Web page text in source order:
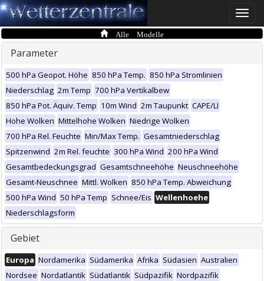
Toggle
Alle Modelle
Parameter
500 hPa Geopot. Höhe 850 hPa Temp. 850 hPa Stromlinien
Niederschlag 2m Temp 700 hPa Vertikalbew
850 hPa Pot. Äquiv. Temp 10m Wind 2m Taupunkt CAPE/LI
Hohe Wolken Mittelhohe Wolken Niedrige Wolken
700 hPa Rel. Feuchte Min/Max Temp. Gesamtniederschlag
Spitzenwind 2m Rel. feuchte 300 hPa Wind 200 hPa Wind
Gesamtbedeckungsgrad Gesamtschneehöhe Neuschneehöhe
Gesamt-Neuschnee Mittl. Wolken 850 hPa Temp. Abweichung
500 hPa Wind 50 hPa Temp Schnee/Eis Wellenhoehe
Niederschlagsform
Gebiet
Europa Nordamerika Südamerika Afrika Südasien Australien
Nordsee Nordatlantik Südatlantik Südpazifik Nordpazifik